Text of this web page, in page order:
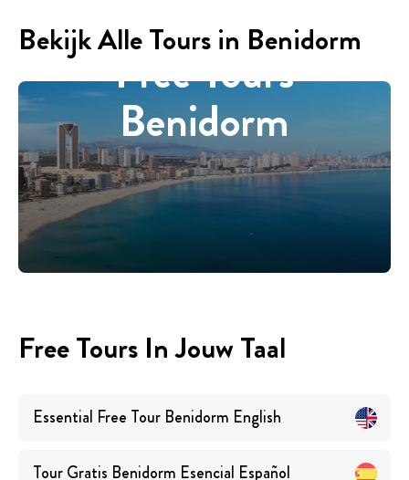
Bekijk Alle Tours in Benidorm
Free Tours
Benidorm
Free Tours In Jouw Taal
Essential Free Tour Benidorm English
Tour Gratis Benidorm Esencial Español